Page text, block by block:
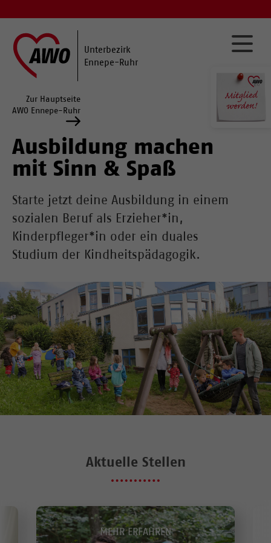
Unterbezirk
Ennepe-Ruhr
Zur Hauptseite
AWO Ennepe-Ruhr
Ausbildung machen
mit Sinn & Spaß
Starte jetzt deine Ausbildung in einem
sozialen Beruf als Erzieher*in,
Kinderpfleger*in oder ein duales
Studium der Kindheitspädagogik.
Aktuelle Stellen
MEHR ERFAHREN